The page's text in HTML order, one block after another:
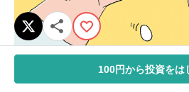
100円から投資をは